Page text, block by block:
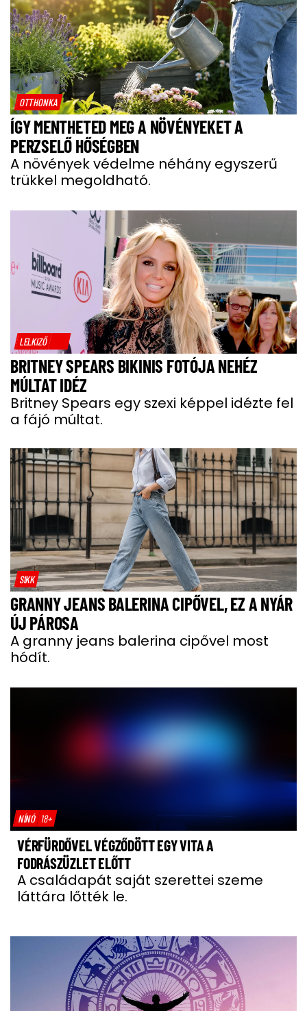
OTTHONKA
ÍGY MENTHETED MEG A NÖVÉNYEKET A
PERZSELŐ HŐSÉGBEN
A növények védelme néhány egyszerű
trükkel megoldható.
LELKIZŐ
BRITNEY SPEARS BIKINIS FOTÓJA NEHÉZ
MÚLTAT IDÉZ
Britney Spears egy szexi képpel idézte fel
a fájó múltat.
SIKK
GRANNY JEANS BALERINA CIPŐVEL, EZ A NYÁR
ÚJ PÁROSA
A granny jeans balerina cipővel most
hódít.
NÍNÓ 18+
VÉRFÜRDŐVEL VÉGZŐDÖTT EGY VITA A
FODRÁSZÜZLET ELŐTT
A családapát saját szerettei szeme
láttára lőtték le.